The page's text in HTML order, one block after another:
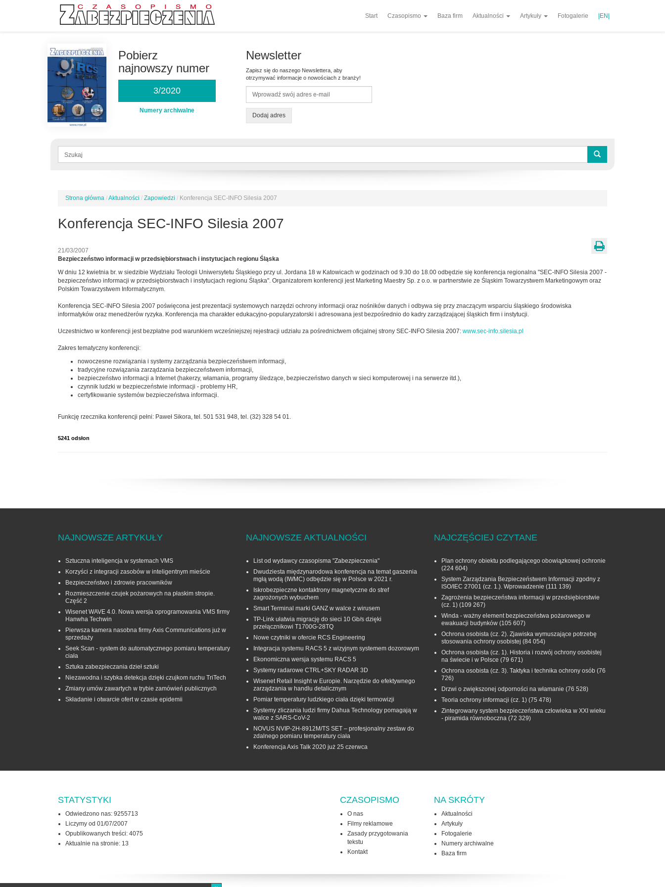
Start Czasopismo Baza firm Aktualności Artykuły Fotogalerie |EN|
Pobierz
najnowszy numer
3/2020
Numery archiwalne
Newsletter
Zapisz się do naszego Newslettera, aby
otrzymywać informacje o nowościach z branży!
Dodaj adres
Formularz
Jesteś
Strona główna /Aktualności / Zapowiedzi / Konferencja SEC-INFO Silesia 2007
Konferencja SEC-INFO Silesia 2007
21/03/2007
Bezpieczeństwo informacji w przedsiębiorstwach i instytucjach regionu Śląska
W dniu 12 kwietnia br. w siedzibie Wydziału Teologii Uniwersytetu Śląskiego przy ul. Jordana 18 w Katowicach w godzinach od 9.30 do 18.00 odbędzie się konferencja regionalna "SEC-INFO Silesia 2007 -
bezpieczeństwo informacji w przedsiębiorstwach i instytucjach regionu Śląska". Organizatorem konferencji jest Marketing Maestry Sp. z o.o. w partnerstwie ze Śląskim Towarzystwem Marketingowym oraz
Polskim Towarzystwem Informatycznym.
Konferencja SEC-INFO Silesia 2007 poświęcona jest prezentacji systemowych narzędzi ochrony informacji oraz nośników danych i odbywa się przy znaczącym wsparciu śląskiego środowiska
informatyków oraz menedżerów ryzyka. Konferencja ma charakter edukacyjno-popularyzatorski i adresowana jest bezpośrednio do kadry zarządzającej śląskich firm i instytucji.
Uczestnictwo w konferencji jest bezpłatne pod warunkiem wcześniejszej rejestracji udziału za pośrednictwem oficjalnej strony SEC-INFO Silesia 2007: www.sec-info.silesia.pl
Zakres tematyczny konferencji:
nowoczesne rozwiązania i systemy zarządzania bezpieczeństwem informacji,
tradycyjne rozwiązania zarządzania bezpieczeństwem informacji,
bezpieczeństwo informacji a Internet (hakerzy, włamania, programy śledzące, bezpieczeństwo danych w sieci komputerowej i na serwerze itd.),
czynnik ludzki w bezpieczeństwie informacji - problemy HR,
certyfikowanie systemów bezpieczeństwa informacji.
Funkcję rzecznika konferencji pełni: Paweł Sikora, tel. 501 531 948, tel. (32) 328 54 01.
5241 odsłon
NAJNOWSZE ARTYKUŁY
Sztuczna inteligencja w systemach VMS
Korzyści z integracji zasobów w inteligentnym mieście
Bezpieczeństwo i zdrowie pracowników
Rozmieszczenie czujek pożarowych na płaskim stropie.
Część 2
Wisenet WAVE 4.0. Nowa wersja oprogramowania VMS firmy
Hanwha Techwin
Pierwsza kamera nasobna firmy Axis Communications już w
sprzedaży
Seek Scan - system do automatycznego pomiaru temperatury
ciała
Sztuka zabezpieczania dzieł sztuki
Niezawodna i szybka detekcja dzięki czujkom ruchu TriTech
Zmiany umów zawartych w trybie zamówień publicznych
Składanie i otwarcie ofert w czasie epidemii
NAJNOWSZE AKTUALNOŚCI
List od wydawcy czasopisma "Zabezpieczenia"
Dwudziesta międzynarodowa konferencja na temat gaszenia
mgłą wodą (IWMC) odbędzie się w Polsce w 2021 r.
Iskrobezpieczne kontaktrony magnetyczne do stref
zagrożonych wybuchem
Smart Terminal marki GANZ w walce z wirusem
TP-Link ułatwia migrację do sieci 10 Gb/s dzięki
przełącznikowi T1700G‑28TQ
Nowe czytniki w ofercie RCS Engineering
Integracja systemu RACS 5 z wizyjnym systemem dozorowym
Ekonomiczna wersja systemu RACS 5
Systemy radarowe CTRL+SKY RADAR 3D
Wisenet Retail Insight w Europie. Narzędzie do efektywnego
zarządzania w handlu detalicznym
Pomiar temperatury ludzkiego ciała dzięki termowizji
Systemy zliczania ludzi firmy Dahua Technology pomagają w
walce z SARS-CoV-2
NOVUS NVIP-2H-8912M/TS SET – profesjonalny zestaw do
zdalnego pomiaru temperatury ciała
Konferencja Axis Talk 2020 już 25 czerwca
NAJCZĘŚCIEJ CZYTANE
Plan ochrony obiektu podlegającego obowiązkowej ochronie
(224 604)
System Zarządzania Bezpieczeństwem Informacji zgodny z
ISO/IEC 27001 (cz. 1.). Wprowadzenie (111 139)
Zagrożenia bezpieczeństwa informacji w przedsiębiorstwie
(cz. 1) (109 267)
Winda - ważny element bezpieczeństwa pożarowego w
ewakuacji budynków (105 607)
Ochrona osobista (cz. 2). Zjawiska wymuszające potrzebę
stosowania ochrony osobistej (84 054)
Ochrona osobista (cz. 1). Historia i rozwój ochrony osobistej
na świecie i w Polsce (79 671)
Ochrona osobista (cz. 3). Taktyka i technika ochrony osób (76
726)
Drzwi o zwiększonej odporności na włamanie (76 528)
Teoria ochrony informacji (cz. 1) (75 478)
Zintegrowany system bezpieczeństwa człowieka w XXI wieku
- piramida równoboczna (72 329)
STATYSTYKI
Odwiedzono nas: 9255713
Liczymy od 01/07/2007
Opublikowanych treści: 4075
Aktualnie na stronie: 13
CZASOPISMO
O nas
Filmy reklamowe
Zasady przygotowania
tekstu
Kontakt
NA SKRÓTY
Aktualności
Artykuły
Fotogalerie
Numery archiwalne
Baza firm